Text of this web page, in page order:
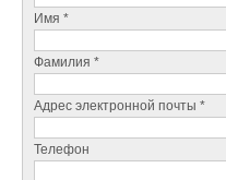
Имя *
Фамилия *
Адрес электронной почты *
Телефон